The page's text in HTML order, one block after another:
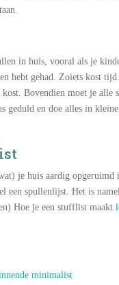
in huis, vooral als je
hebt gehad. Zoiets kost
Bovendien moet je
geduld en doe alles in
je huis aardig
een spullenlijst. Het is
Hoe je een stufflist maakt
minimalist